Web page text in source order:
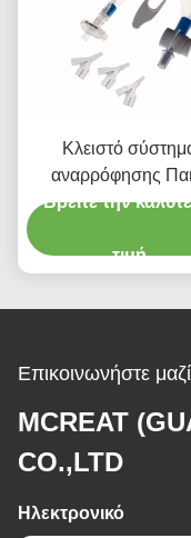
Κλειστό
αναρρόφησης
τύπου 72H CSC
Βρείτε την
τιμή
Επικοινωνήστε
MCREAT
CO.,LTD
Ηλεκτρονικό